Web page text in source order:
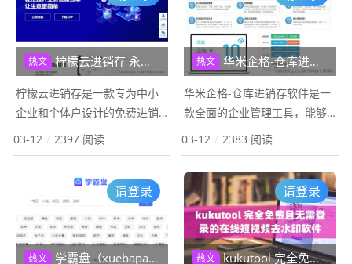
据分析、库存管理、开...
热文 柠檬云进销存 永久免费的企业和个人进销存管理软件
柠檬云进销存是一款专为中小
企业和个体户设计的免费进销
存管理软件，由深圳易财信息
技术有限公司开发。该软件通
线进销存管理服务，帮助用户
03-12 / 2397 阅读
热文 华米企格-仓库进销存,开源免费的进销存管理软件
华米企格-仓库进销存软件是一
款全面的企业管理工具，能够
高效地处理企业的出入库、采
购、销售、库存和资金流动等
关键业务。该软件支持商品组
合与分解的业务需求，能够详
细记录商品的应收和...
03-12 / 2383 阅读
热文 学霸盘（xuebapan.com） 一个百度网盘资源搜索引擎
请登录
热文 kukutool 完全免费且无需登录的在线短视频去水印软件
请登录